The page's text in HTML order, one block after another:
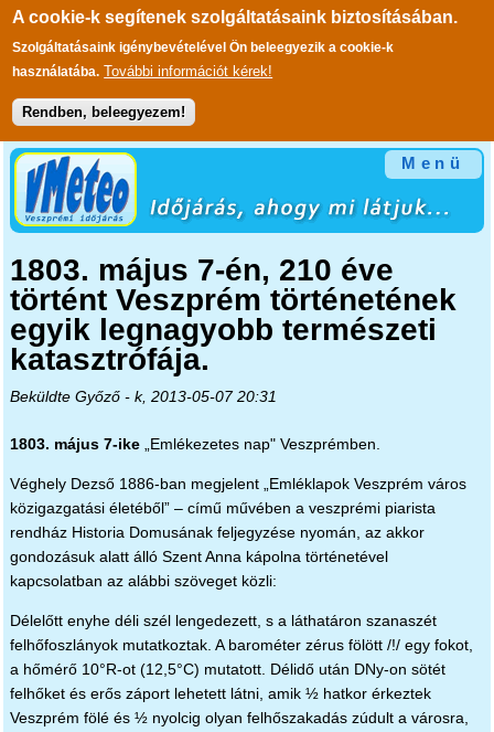
A cookie-k segítenek szolgáltatásaink biztosításában.
Szolgáltatásaink igénybevételével Ön beleegyezik a cookie-k
használatába. További információt kérek!
Rendben, beleegyezem!
Ugrás a tartalomra
Menü
1803. május 7-én, 210 éve
történt Veszprém történetének
egyik legnagyobb természeti
katasztrófája.
Beküldte Győző- k, 2013-05-07 20:31
1803. május 7-ike „Emlékezetes nap" Veszprémben.
Véghely Dezső 1886-ban megjelent „Emléklapok Veszprém város
közigazgatási életéből” – című művében a veszprémi piarista
rendház Historia Domusának feljegyzése nyomán, az akkor
gondozásuk alatt álló Szent Anna kápolna történetével
kapcsolatban az alábbi szöveget közli:
Délelőtt enyhe déli szél lengedezett, s a láthatáron szanaszét
felhőfoszlányok mutatkoztak. A barométer zérus fölött /!/ egy fokot,
a hőmérő 10°R-ot (12,5°C) mutatott. Délidő után DNy-on sötét
felhőket és erős záport lehetett látni, amik ½ hatkor érkeztek
Veszprém fölé és ½ nyolcig olyan felhőszakadás zúdult a városra,